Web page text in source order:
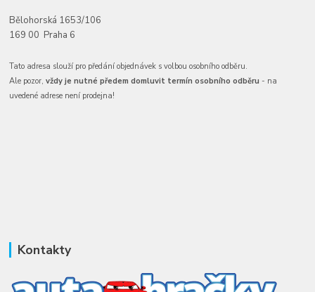
Bělohorská 1653/106
169 00 Praha 6
Tato adresa slouží pro předání objednávek s volbou osobního odběru.
Ale pozor,vždy je nutné předem domluvit termín osobního odběru - na
uvedené adrese není prodejna!
Kontakty